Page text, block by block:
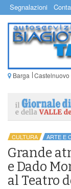
Segnalazioni
Barga
CULTURA ARTE E
Grande
e Dado
al Teatro